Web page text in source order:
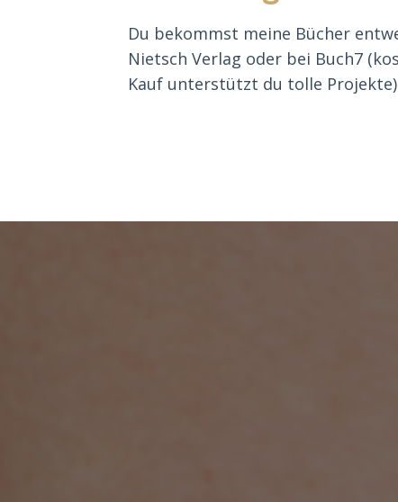
Du bekommst meine Bücher
Nietsch Verlag oder bei Buch7
Kauf unterstützt du tolle Projekte)